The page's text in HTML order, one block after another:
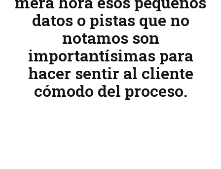
datos o pistas que no
notamos son
importantísimas para
hacer sentir al cliente
cómodo del proceso.